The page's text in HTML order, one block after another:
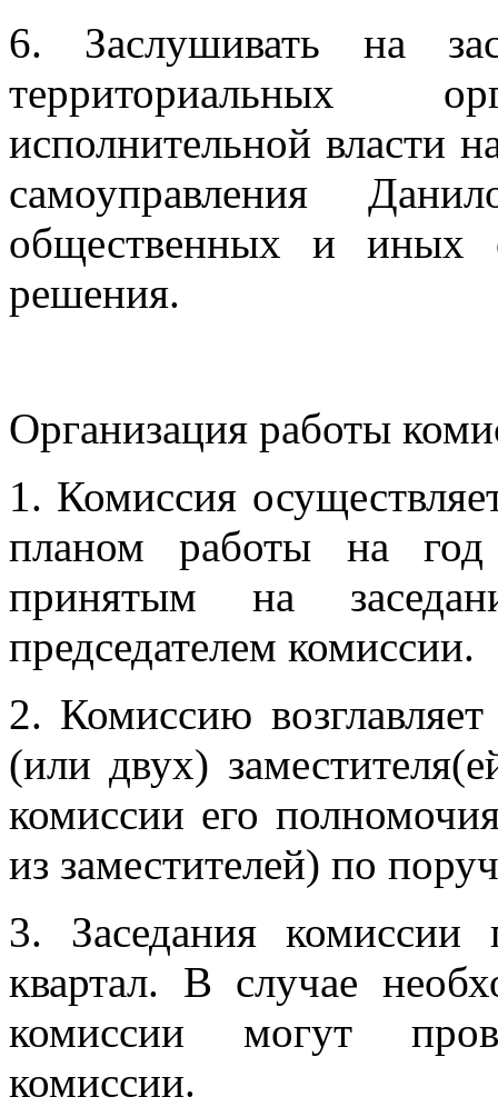
6. Заслушивать на
территориальных
исполнительной власти
самоуправления
общественных и иных
решения.
Организация работы
1. Комиссия
планом работы на год
принятым на
председателем комиссии.
2. Комиссию
(или двух)
комиссии его
из заместителей) по
3. Заседания
квартал. В случае
комиссии могут
комиссии.